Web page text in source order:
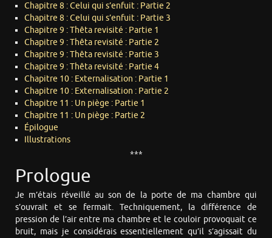
Chapitre 8 : Celui qui s’enfuit : Partie 2
Chapitre 8 : Celui qui s’enfuit : Partie 3
Chapitre 9 : Thêta revisité : Partie 1
Chapitre 9 : Thêta revisité : Partie 2
Chapitre 9 : Thêta revisité : Partie 3
Chapitre 9 : Thêta revisité : Partie 4
Chapitre 10 : Externalisation : Partie 1
Chapitre 10 : Externalisation : Partie 2
Chapitre 11 : Un piège : Partie 1
Chapitre 11 : Un piège : Partie 2
Épilogue
Illustrations
***
Prologue
Je m’étais réveillé au son de la porte de ma chambre qui
s’ouvrait et se fermait. Techniquement, la différence de
pression de l’air entre ma chambre et le couloir provoquait ce
bruit, mais je considérais essentiellement qu’il s’agissait du